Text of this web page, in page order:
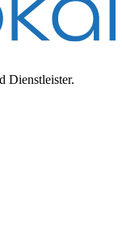
Dienstleister.